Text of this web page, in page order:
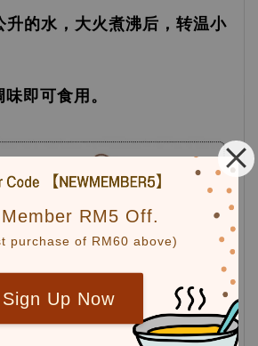
RM5 Off.
purchase of RM60 above)
Sign Up Now
的水，大火煮沸后，转温小
即可食用。